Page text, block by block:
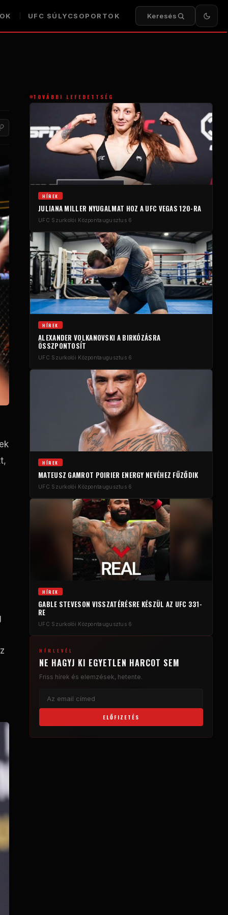
UFC SÚLYCSOPORTOK Keresés
TOVÁBBI LEFEDETTSÉG
HÍREK
JULIANA MILLER NYUGALMAT HOZ A UFC VEGAS 120-RA
UFC Szurkolói Központaugusztus 6
HÍREK
ALEXANDER VOLKANOVSKI A BIRKÓZÁSRA
ÖSSZPONTOSÍT
UFC Szurkolói Központaugusztus 6
HÍREK
MATEUSZ GAMROT POIRIER ENERGY NEVÉHEZ FŰZŐDIK
UFC Szurkolói Központaugusztus 6
HÍREK
GABLE STEVESON VISSZATÉRÉSRE KÉSZÜL AZ UFC 331-
RE
UFC Szurkolói Központaugusztus 6
HÍRLEVÉL
NE HAGYJ KI EGYETLEN HARCOT SEM
Friss hírek és elemzések, hetente.
ELŐFIZETÉS